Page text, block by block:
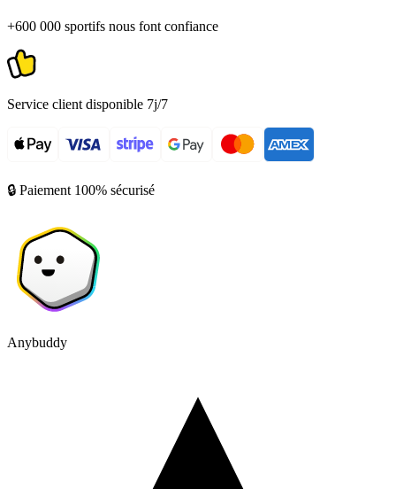
+600 000 sportifs nous font confiance
Service client disponible 7j/7
🔒 Paiement 100% sécurisé
Anybuddy